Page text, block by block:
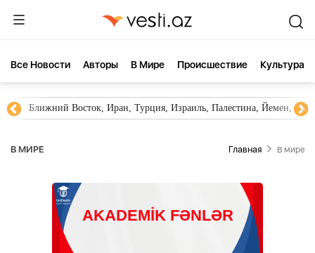
Все Новости Aвторы В Мире Происшествие Культура
Ближний Восток, Иран, Турция, Израиль, Палестина, Йемен,
В МИРЕ Главная В мире